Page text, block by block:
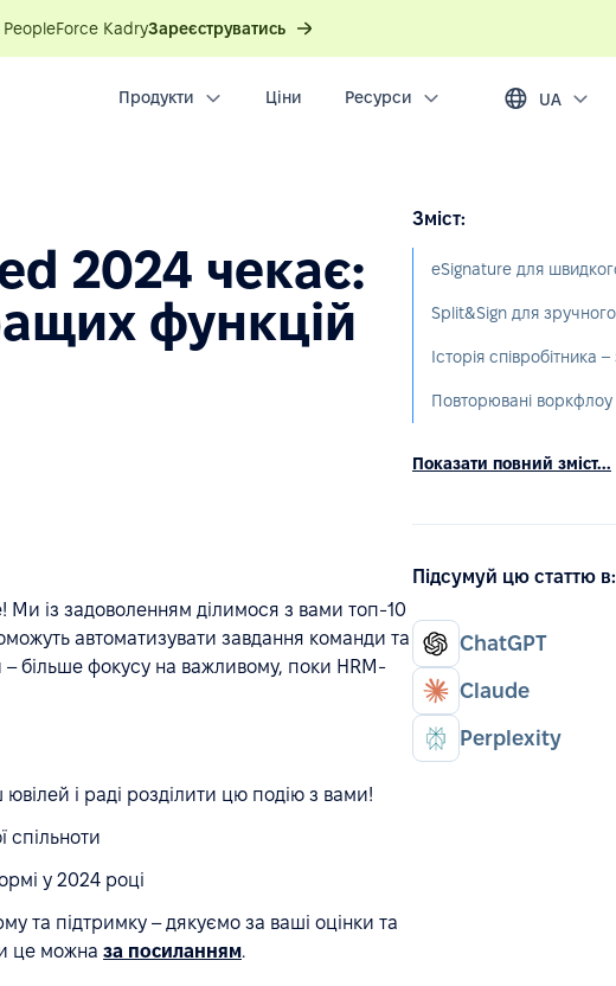
PeopleForce KadryЗареєструватись
Продукти Ціни Ресурси UA
2024 чекає:
функцій
Ми із задоволенням ділимося з вами топ-10
автоматизувати завдання команди та
більше фокусу на важливому, поки HRM-
і раді розділити цю подію з вами!
спільноти
у 2024 році
та підтримку – дякуємо за ваші оцінки та
це можна за посиланням.
Зміст:
Показати повний зміст...
Підсумуй цю статтю в:
ChatGPT
Claude
Perplexity